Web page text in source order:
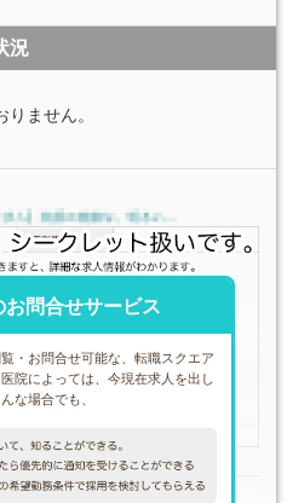
況
ません。
お問合せサービス
・お問合せ可能な、転職スクエア
院によっては、今現在求人を出し
な場合でも、